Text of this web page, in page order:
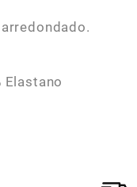
Elastano